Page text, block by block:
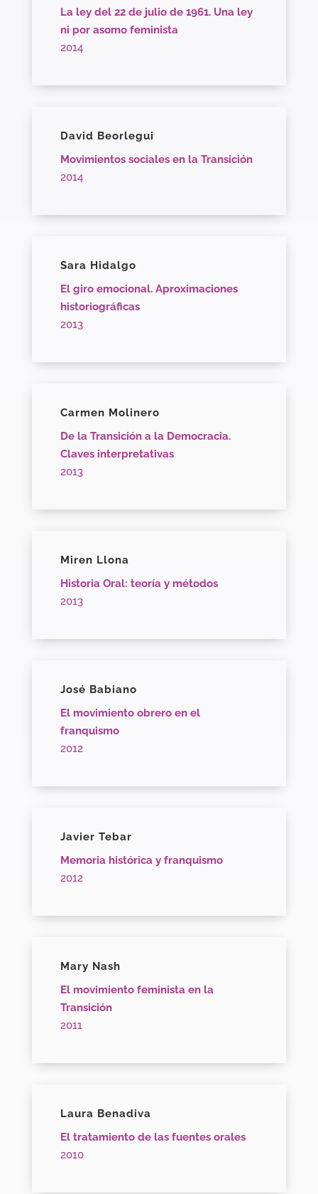
La ley del 22 de julio de 1961. Una ley
ni por asomo feminista
2014
David Beorlegui
Movimientos sociales en la Transición
2014
Sara Hidalgo
El giro emocional. Aproximaciones
historiográficas
2013
Carmen Molinero
De la Transición a la Democracia.
Claves interpretativas
2013
Miren Llona
Historia Oral: teoría y métodos
2013
José Babiano
El movimiento obrero en el
franquismo
2012
Javier Tebar
Memoria histórica y franquismo
2012
Mary Nash
El movimiento feminista en la
Transición
2011
Laura Benadiva
El tratamiento de las fuentes orales
2010